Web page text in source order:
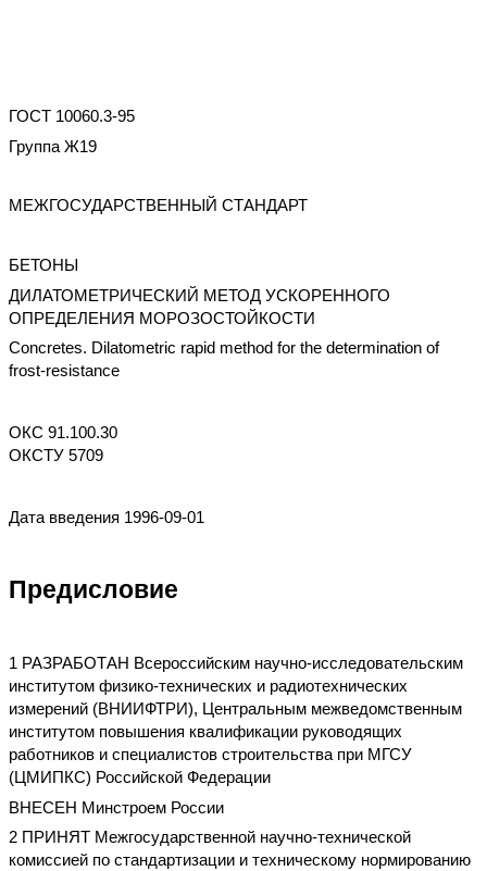
ГОСТ 10060.3-95
Группа Ж19
МЕЖГОСУДАРСТВЕННЫЙ СТАНДАРТ
БЕТОНЫ
ДИЛАТОМЕТРИЧЕСКИЙ МЕТОД УСКОРЕННОГО
ОПРЕДЕЛЕНИЯ МОРОЗОСТОЙКОСТИ
Concretes. Dilatometric rapid method for the determination of
frost-resistance
ОКС 91.100.30
ОКСТУ 5709
Дата введения 1996-09-01
Предисловие
1 РАЗРАБОТАН Всероссийским научно-исследовательским
институтом физико-технических и радиотехнических
измерений (ВНИИФТРИ), Центральным межведомственным
институтом повышения квалификации руководящих
работников и специалистов строительства при МГСУ
(ЦМИПКС) Российской Федерации
ВНЕСЕН Минстроем России
2 ПРИНЯТ Межгосударственной научно-технической
комиссией по стандартизации и техническому нормированию